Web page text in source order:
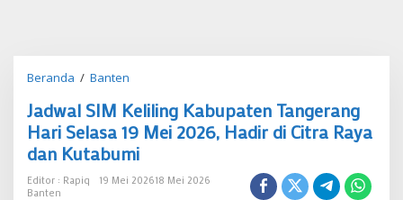
Beranda / Banten
Keliling
Kabupaten
Tangerang
Hari
Selasa
Jadwal SIM Keliling Kabupaten Tangerang
Hari Selasa 19 Mei 2026, Hadir di Citra Raya
dan Kutabumi
Editor : Rapiq 19 Mei 202618 Mei 2026
Banten